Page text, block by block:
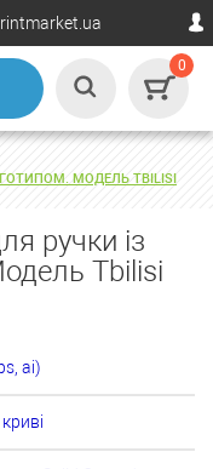
0
МОДЕЛЬ TBILISI
ручки із
Tbilisi
ai)